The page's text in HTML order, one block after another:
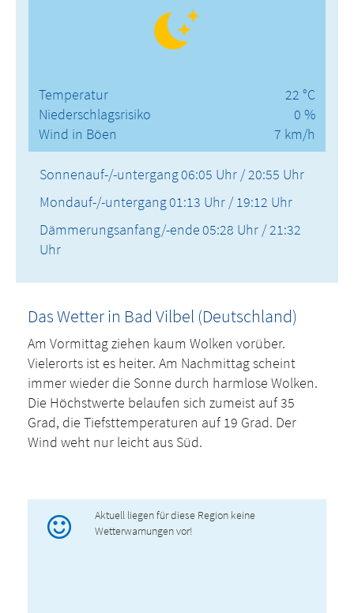
Temperatur
Niederschlagsrisiko
Wind in Böen
22 °C
0 %
7 km/h
Sonnenauf-/-untergang06:05 Uhr / 20:55 Uhr
Mondauf-/-untergang01:13 Uhr / 19:12 Uhr
Dämmerungsanfang/-ende05:28 Uhr / 21:32
Uhr
Das Wetter in Bad Vilbel (Deutschland)
Am Vormittag ziehen kaum Wolken vorüber.
Vielerorts ist es heiter. Am Nachmittag scheint
immer wieder die Sonne durch harmlose Wolken.
Die Höchstwerte belaufen sich zumeist auf 35
Grad, die Tiefsttemperaturen auf 19 Grad. Der
Wind weht nur leicht aus Süd.
Aktuell liegen für diese Region keine
Wetterwarnungen vor!